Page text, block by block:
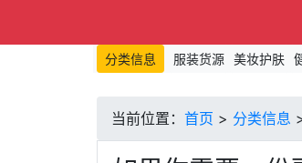
分类信息
服装货源 美妆护肤
当前位置： 首页 > 分类信息